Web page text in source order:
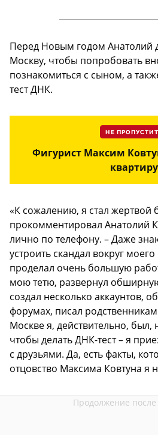
Перед Новым годом Анатолий
Москву, чтобы попробовать
познакомиться с сыном, а
тест ДНК.
НЕ
Фигурист Максим
квартиру
«К сожалению, я стал жертвой
прокомментировал Анатолий
лично по телефону. – Даже
устроить скандал вокруг
проделал очень большую
мою тетю, развернул
создал несколько аккаунтов,
форумах, писал
Москве я, действительно, был,
чтобы делать ДНК-тест – я
с друзьями. Да, есть факты,
отцовство Максима Ковтуна я